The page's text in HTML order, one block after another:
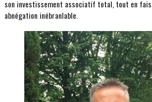
son investissement associatif total, tout en
abnégation inébranlable.